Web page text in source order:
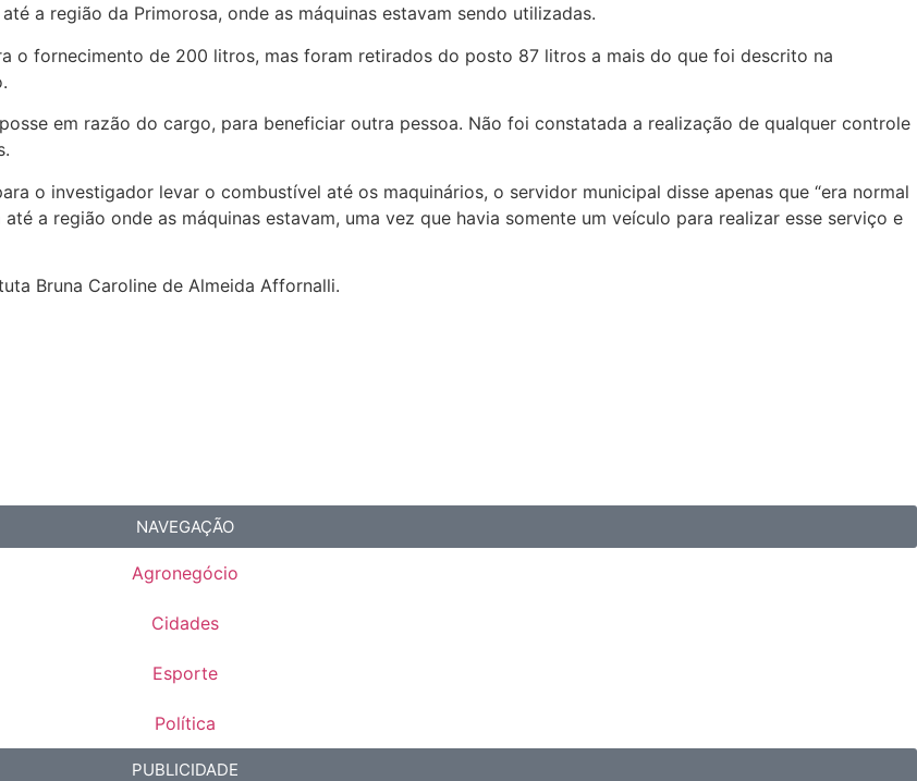
a região da Primorosa, onde as máquinas estavam sendo utilizadas.
o fornecimento de 200 litros, mas foram retirados do posto 87 litros a mais do que foi descrito na
em razão do cargo, para beneficiar outra pessoa. Não foi constatada a realização de qualquer controle
o investigador levar o combustível até os maquinários, o servidor municipal disse apenas que “era normal
a região onde as máquinas estavam, uma vez que havia somente um veículo para realizar esse serviço e
Bruna Caroline de Almeida Affornalli.
NAVEGAÇÃO
Agronegócio
Cidades
Esporte
Política
PUBLICIDADE